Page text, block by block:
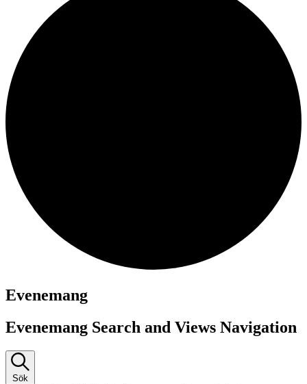
Evenemang
Evenemang Search and Views Navigation
Sök